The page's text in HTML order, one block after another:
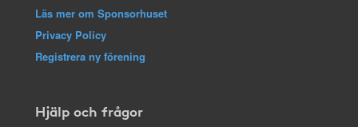
Läs mer om Sponsorhuset
Privacy Policy
Registrera ny förening
Hjälp och frågor